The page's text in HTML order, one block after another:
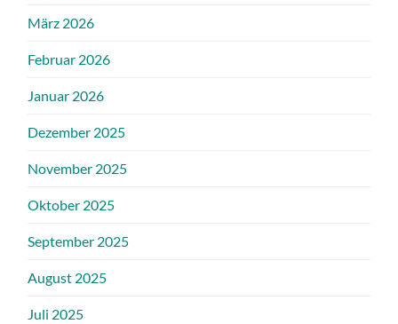
März 2026
Februar 2026
Januar 2026
Dezember 2025
November 2025
Oktober 2025
September 2025
August 2025
Juli 2025